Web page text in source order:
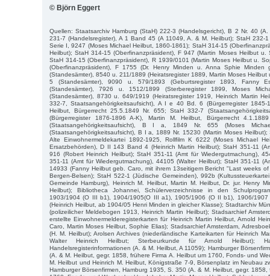
© Björn Eggert
Quellen: Staatsarchiv Hamburg (StaH) 222-3 (Handelsgericht), B 2 Nr. 40
231-7 (Handelsregister), A 1 Band 45 (A 11049, A. & M. Heilbut); StaH 232-1
Serie I, 9247 (Moses Michael Heilbut, 1860-1861); StaH 314-15
Heilbut); StaH 314-15 (Oberfinanzpräsident), F 947 (Martin Moses Heilbut u.
StaH 314-15 (Oberfinanzpräsident), R 1939/0101 (Martin Moses Heilbut u.
(Oberfinanzpräsident), F 1755 (Dr. Henry Minden u. Anna Sphie Minden
(Standesämter), 8540 u. 211/1889 (Heiratsregister 1889, Martin Moses
5 (Standesämter), 9090 u. 579/1893 (Geburtsregister 1893, Fanny
(Standesämter), 7926 u. 1512/1899 (Sterberegister 1899, Moses
(Standesämter), 8730 u. 649/1919 (Heiratsregister 1919, Heinrich Martin
332-7, Staatsangehörigkeitsaufsicht), A I e 40 Bd. 6 (Bürgerregister 1845-
Heilbut, Bürgerrecht 25.5.1849 Nr. 655; StaH 332-7
(Bürgerregister 1876-1896 A-K), Martin M. Heilbut, Bürgerrecht
(Staatsangehörigkeitsaufsicht), B I a, 1849 Nr. 655 (Moses
(Staatsangehörigkeitsaufsicht), B I a, 1889 Nr. 15230 (Martin Moses Heilbut);
Alte Einwohnermeldekartei 1892-1925, Rollfilm K 6222 (Moses Michael
Ersatzbehörden), D II 143 Band 4 (Heinrich Martin Heilbut); StaH 351-11
916 (Robert Heinrich Heilbut); StaH 351-11 (Amt für Wiedergutmachung),
351-11 (Amt für Wiedergutmachung), 44105 (Walter Heilbut); StaH 351-11
14933 (Fanny Heilbut geb. Caro, mit ihrem 13seitigem Bericht "Last weeks of
Bergen-Belsen); StaH 522-1 (Jüdische Gemeinden), 992b
Gemeinde Hamburg), Heinrich M. Heilbut, Martin M. Heilbut, Dr. jur. Henry
Heilbut); Bibliotheca Johannei, Schülerverzeichnisse in den
1903/1904 (O III b1), 1904/1905(O III a1), 1905/1906 (O II b1), 1906/
(Heinrich Heilbut, ab 1904/05 Henri Minden in gleicher Klasse); Stadtarchiv
(polizeilicher Meldebogen 1913, Heinrich Martin Heilbut); Stadsarchief
erstellte Einwohnermelderegisterkarten für Heinrich Martin Heilbut, Arnold
Caro, Martin Moses Heilbut, Sophie Elias); Stadsarchief Amsterdam,
(H. M. Heilbut); Arolsen Archives (niederländische Karteikarten für Heinrich
Walter Heinrich Heilbut; Sterbeurkunde für Arnold Heilbut);
Handelsregisterinformationen (A. & M. Heilbut, A 11059); Hamburger
(A. & M. Heilbut, gegr. 1858, frühere Firma A. Heilbut um 1760, Fonds- und
M. Heilbut und Heinrich M. Heilbut, Königstraße 7-9, Börsenplatz im Neubau
Hamburger Börsenfirmen, Hamburg 1935, S. 350 (A. & M. Heilbut, gegr. 1858,